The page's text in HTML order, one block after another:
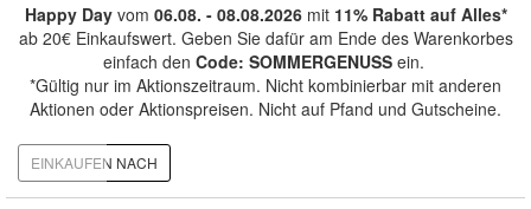
Happy Dayvom 06.08. - 08.08.2026mit 11% Rabatt auf Alles*
ab 20€ Einkaufswert. Geben Sie dafür am Ende des Warenkorbes
einfach den Code: SOMMERGENUSSein.
*Gültig nur im Aktionszeitraum. Nicht kombinierbar mit anderen
Aktionen oder Aktionspreisen. Nicht auf Pfand und Gutscheine.
EINKAUFEN NACH